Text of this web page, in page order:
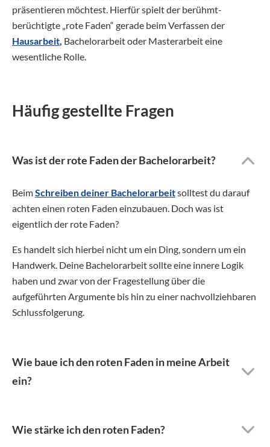
präsentieren möchtest. Hierfür spielt der berühmt-
berüchtigte „rote Faden“ gerade beim Verfassen der
Hausarbeit, Bachelorarbeit oder Masterarbeit eine
wesentliche Rolle.
Häufig gestellte Fragen
Was ist der rote Faden der Bachelorarbeit?
BeimSchreiben deiner Bachelorarbeitsolltest du darauf
achten einen roten Faden einzubauen. Doch was ist
eigentlich der rote Faden?
Es handelt sich hierbei nicht um ein Ding, sondern um ein
Handwerk. Deine Bachelorarbeit sollte eine innere Logik
haben und zwar von der Fragestellung über die
aufgeführten Argumente bis hin zu einer nachvollziehbaren
Schlussfolgerung.
Wie baue ich den roten Faden in meine Arbeit
ein?
Wie stärke ich den roten Faden?